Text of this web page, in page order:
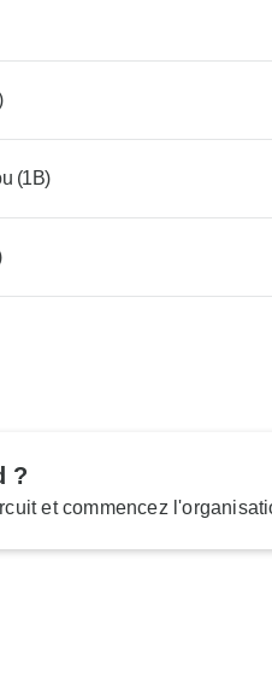
(1B)
?
et commencez